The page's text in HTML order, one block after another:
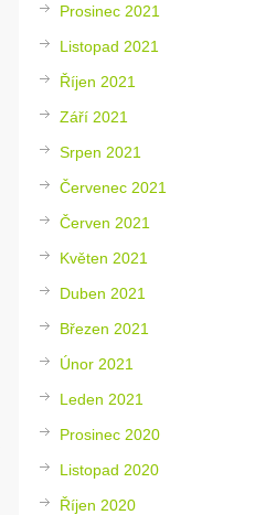
Prosinec 2021
Listopad 2021
Říjen 2021
Září 2021
Srpen 2021
Červenec 2021
Červen 2021
Květen 2021
Duben 2021
Březen 2021
Únor 2021
Leden 2021
Prosinec 2020
Listopad 2020
Říjen 2020